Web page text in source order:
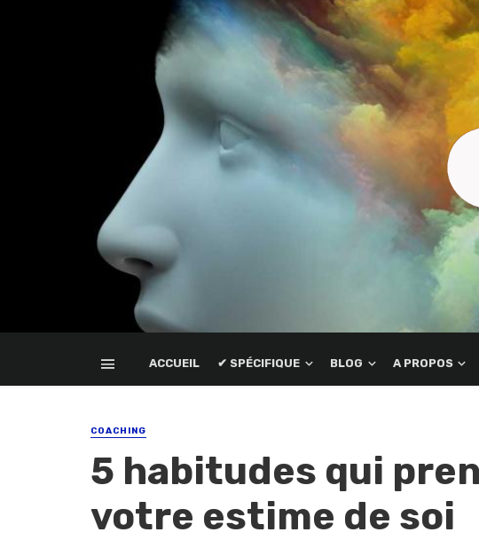
ACCUEIL ✔ SPÉCIFIQUE BLOG A PROPOS
COACHING
5 habitudes qui
votre estime de soi